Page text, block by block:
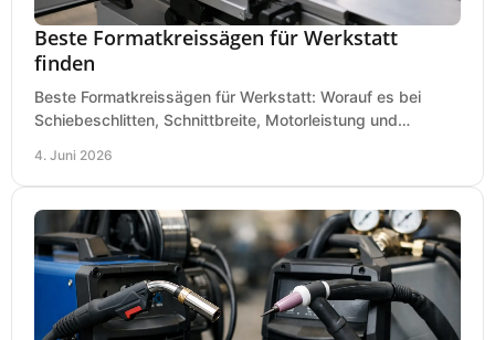
Beste Formatkreissägen für Werkstatt
finden
Beste Formatkreissägen für Werkstatt: Worauf es bei
Schiebeschlitten, Schnittbreite, Motorleistung und
4. Juni 2026